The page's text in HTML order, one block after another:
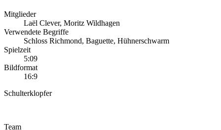
Mitglieder
Laël Clever, Moritz Wildhagen
Verwendete Begriffe
Schloss Richmond, Baguette, Hühnerschwarm
Spielzeit
5:09
Bildformat
16:9
Schulterklopfer
Team